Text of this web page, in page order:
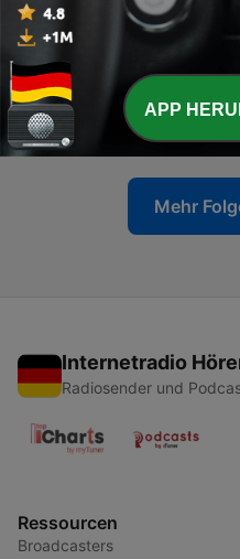
68 - Деяния на апостолите 25
20 Mär. 2025
67 - Деяния на апостолите
20 Mär. 2025
Mehr
Internetradio
Radiosender und
Ressourcen
Broadcasters
APP